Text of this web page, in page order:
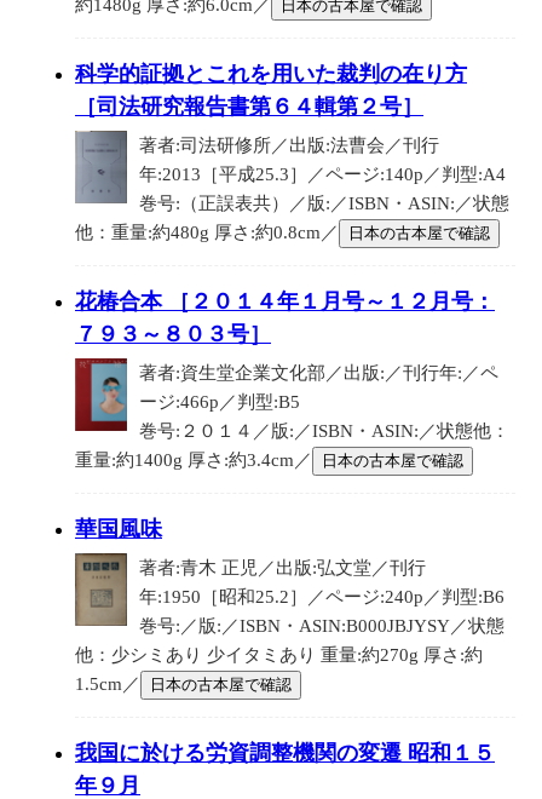
約1480g 厚さ:約6.0cm／
日本の古本屋で確認
科学的証拠とこれを用いた裁判の在り方
［司法研究報告書第６４輯第２号］
著者:司法研修所／出版:法曹会／刊行
年:2013［平成25.3］／ページ:140p／判型:A4
巻号:（正誤表共）／版:／ISBN・ASIN:／状態
他：重量:約480g 厚さ:約0.8cm／
日本の古本屋で確認
花椿合本 ［２０１４年１月号～１２月号：
７９３～８０３号］
著者:資生堂企業文化部／出版:／刊行年:／ペ
ージ:466p／判型:B5
巻号:２０１４／版:／ISBN・ASIN:／状態他：
重量:約1400g 厚さ:約3.4cm／
日本の古本屋で確認
華国風味
著者:青木 正児／出版:弘文堂／刊行
年:1950［昭和25.2］／ページ:240p／判型:B6
巻号:／版:／ISBN・ASIN:B000JBJYSY／状態
他：少シミあり 少イタミあり 重量:約270g 厚さ:約
1.5cm／
日本の古本屋で確認
我国に於ける労資調整機関の変遷 昭和１５
年９月